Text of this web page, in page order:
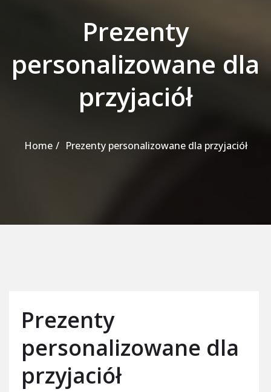
Prezenty
personalizowane dla
przyjaciół
Home Prezenty personalizowane dla przyjaciół
Prezenty
personalizowane dla
przyjaciół